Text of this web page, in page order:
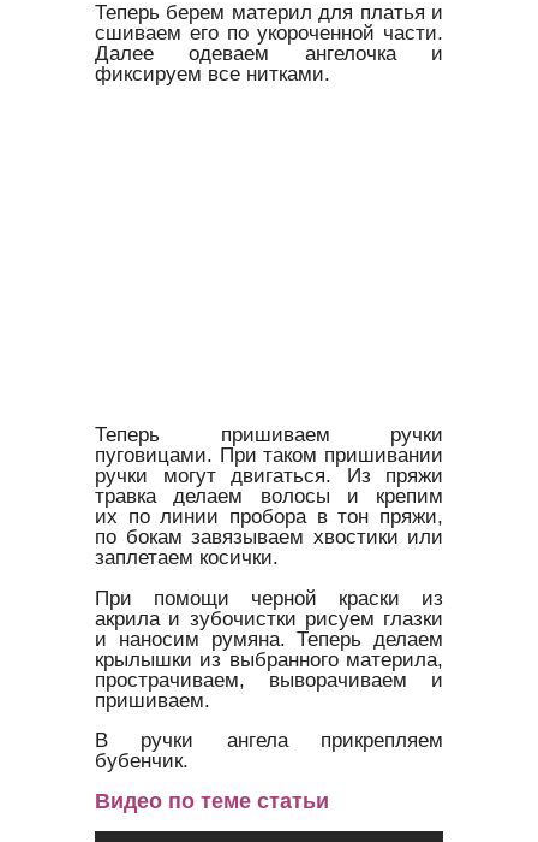
Теперь берем материл для платья и
сшиваем его по укороченной части.
Далее одеваем ангелочка и
фиксируем все нитками.
Теперь пришиваем ручки
пуговицами. При таком пришивании
ручки могут двигаться. Из пряжи
травка делаем волосы и крепим
их по линии пробора в тон пряжи,
по бокам завязываем хвостики или
заплетаем косички.
При помощи черной краски из
акрила и зубочистки рисуем глазки
и наносим румяна. Теперь делаем
крылышки из выбранного материла,
прострачиваем, выворачиваем и
пришиваем.
В ручки ангела прикрепляем
бубенчик.
Видео по теме статьи